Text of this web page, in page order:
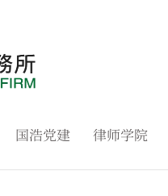
国浩党建 律师学院